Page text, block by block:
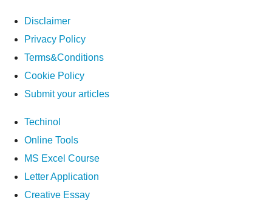
Disclaimer
Privacy Policy
Terms&Conditions
Cookie Policy
Submit your articles
Techinol
Online Tools
MS Excel Course
Letter Application
Creative Essay